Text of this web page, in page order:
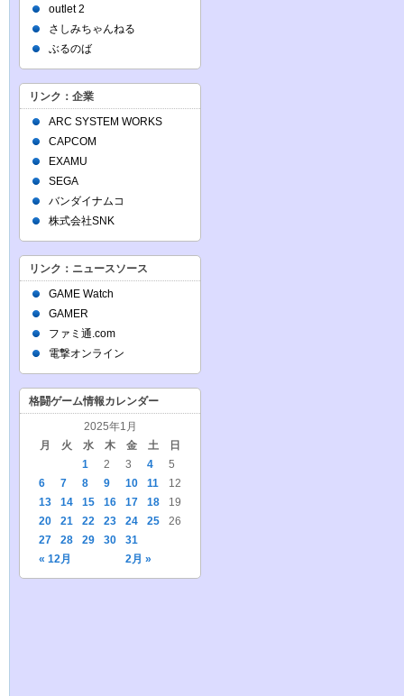
outlet 2
さしみちゃんねる
ぶるのば
リンク：企業
ARC SYSTEM WORKS
CAPCOM
EXAMU
SEGA
バンダイナムコ
株式会社SNK
リンク：ニュースソース
GAME Watch
GAMER
ファミ通.com
電撃オンライン
格闘ゲーム情報カレンダー
2025年1月
月
火 水 木 金 土 日
« 12月 2月 »
1 2 3 4
5
6
7 8 9 10 11
12
13
14 15 16 17 18
19
20
21 22 23 24 25
26
27
28 29 30 31